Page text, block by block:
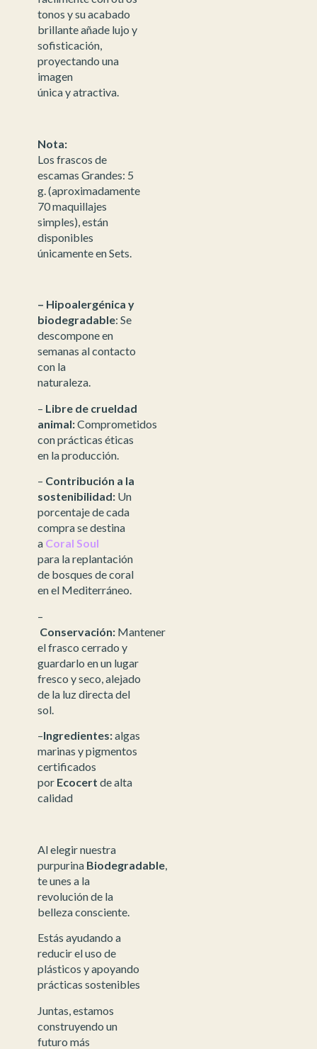
tonos y su acabado
brillante añade lujo y
sofisticación,
proyectando una
imagen
única y atractiva.
Nota:
Los frascos de
escamas Grandes: 5
g. (aproximadamente
70 maquillajes
simples), están
disponibles
únicamente en Sets.
– Hipoalergénica y
biodegradable: Se
descompone en
semanas al contacto
con la
naturaleza.
– Libre de crueldad
animal:Comprometidos
con prácticas éticas
en la producción.
– Contribución a la
sostenibilidad:Un
porcentaje de cada
compra se destina
a Coral Soul
para la replantación
de bosques de coral
en el Mediterráneo.
–
Conservación:Mantener
el frasco cerrado y
guardarlo en un lugar
fresco y seco, alejado
de la luz directa del
sol.
–Ingredientes:algas
marinas y pigmentos
certificados
porEcocert de alta
calidad
Al elegir nuestra
purpurina Biodegradable,
te unes a la
revolución de la
belleza consciente.
Estás ayudando a
reducir el uso de
plásticos y apoyando
prácticas sostenibles
Juntas, estamos
construyendo un
futuro más